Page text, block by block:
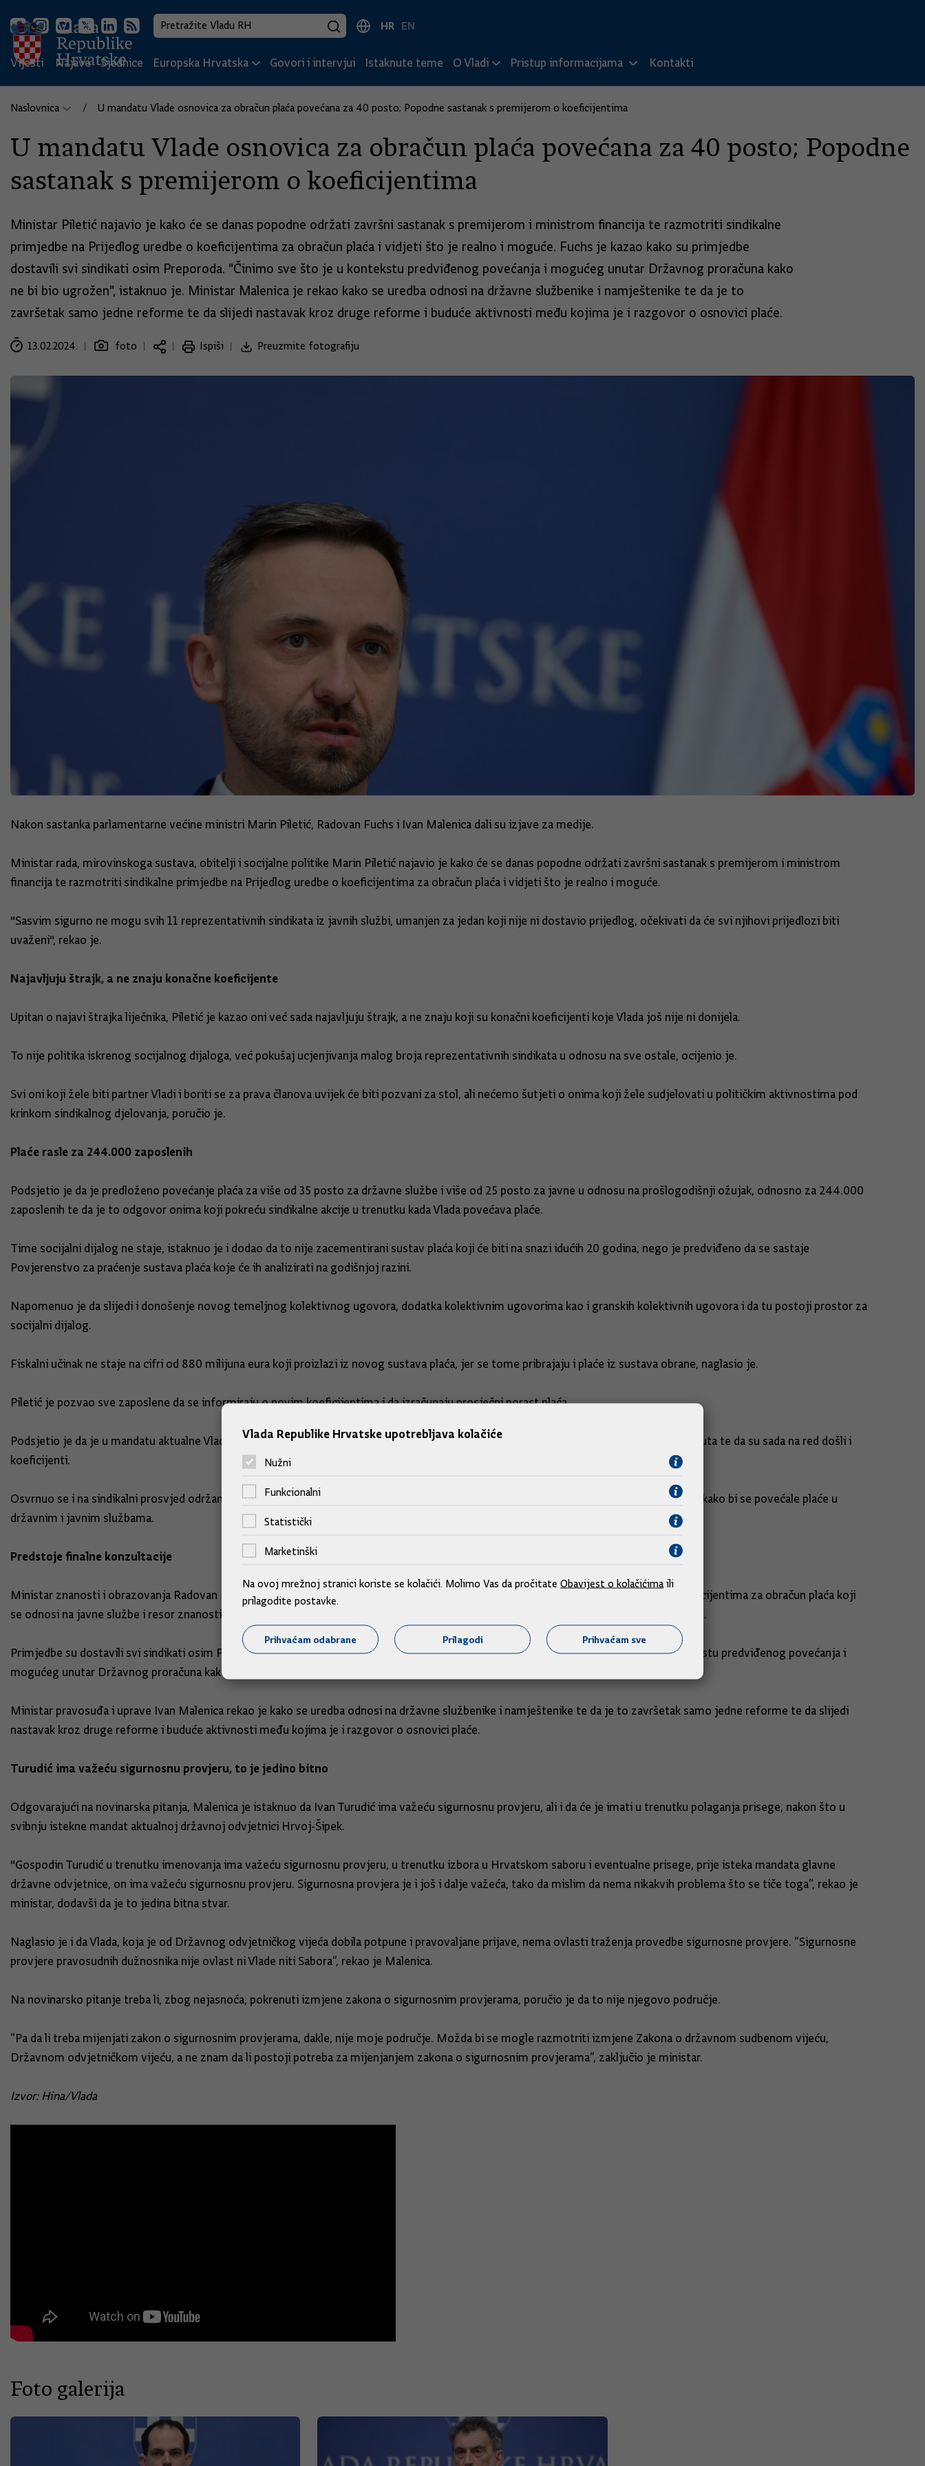
HR EN
Vijesti Najave Sjednice Europska Hrvatska Govori i intervjui Istaknute teme O Vladi Pristup informacijama Kontakti
Naslovnica U mandatu Vlade osnovica za obračun plaća povećana za 40 posto; Popodne sastanak s premijerom o koeficijentima
U mandatu Vlade osnovica za obračun plaća povećana za 40 posto; Popodne
sastanak s premijerom o koeficijentima
Ministar Piletić najavio je kako će se danas popodne održati završni sastanak s premijerom i ministrom financija te razmotriti sindikalne
primjedbe na Prijedlog uredbe o koeficijentima za obračun plaća i vidjeti što je realno i moguće. Fuchs je kazao kako su primjedbe
dostavili svi sindikati osim Preporoda. "Činimo sve što je u kontekstu predviđenog povećanja i mogućeg unutar Državnog proračuna kako
ne bi bio ugrožen", istaknuo je. Ministar Malenica je rekao kako se uredba odnosi na državne službenike i namještenike te da je to
završetak samo jedne reforme te da slijedi nastavak kroz druge reforme i buduće aktivnosti među kojima je i razgovor o osnovici plaće.
13.02.2024. foto Ispiši Preuzmite fotografiju
Nakon sastanka parlamentarne većine ministri Marin Piletić, Radovan Fuchs i Ivan Malenica dali su izjave za medije.
Ministar rada, mirovinskoga sustava, obitelji i socijalne politike Marin Piletić najavio je kako će se danas popodne održati završni sastanak s premijerom i ministrom
financija te razmotriti sindikalne primjedbe na Prijedlog uredbe o koeficijentima za obračun plaća i vidjeti što je realno i moguće.
"Sasvim sigurno ne mogu svih 11 reprezentativnih sindikata iz javnih službi, umanjen za jedan koji nije ni dostavio prijedlog, očekivati da će svi njihovi prijedlozi biti
uvaženi", rekao je.
Najavljuju štrajk, a ne znaju konačne koeficijente
Upitan o najavi štrajka liječnika, Piletić je kazao oni već sada najavljuju štrajk, a ne znaju koji su konačni koeficijenti koje Vlada još nije ni donijela.
To nije politika iskrenog socijalnog dijaloga, već pokušaj ucjenjivanja malog broja reprezentativnih sindikata u odnosu na sve ostale, ocijenio je.
Svi oni koji žele biti partner Vladi i boriti se za prava članova uvijek će biti pozvani za stol, ali nećemo šutjeti o onima koji žele sudjelovati u političkim aktivnostima pod
krinkom sindikalnog djelovanja, poručio je.
Plaće rasle za 244.000 zaposlenih
Podsjetio je da je predloženo povećanje plaća za više od 35 posto za državne službe i više od 25 posto za javne u odnosu na prošlogodišnji ožujak, odnosno za 244.000
zaposlenih te da je to odgovor onima koji pokreću sindikalne akcije u trenutku kada Vlada povećava plaće.
Time socijalni dijalog ne staje, istaknuo je i dodao da to nije zacementirani sustav plaća koji će biti na snazi idućih 20 godina, nego je predviđeno da se sastaje
Povjerenstvo za praćenje sustava plaća koje će ih analizirati na godišnjoj razini.
Napomenuo je da slijedi i donošenje novog temeljnog kolektivnog ugovora, dodatka kolektivnim ugovorima kao i granskih kolektivnih ugovora i da tu postoji prostor za
socijalni dijalog.
Fiskalni učinak ne staje na cifri od 880 milijuna eura koji proizlazi iz novog sustava plaća, jer se tome pribrajaju i plaće iz sustava obrane, naglasio je.
Piletić je pozvao sve zaposlene da se informiraju o novim koeficijentima i da izračunaju prosječni porast plaća.
Podsjetio je da je u mandatu aktualne Vlade osnovica za obračun plaća povećana za 40 posto, za razliku od prijašnjih, kada je bila zamrznuta te da su sada na red došli i
koeficijenti.
Osvrnuo se i na sindikalni prosvjed održan na Markovom trgu u petak rekavši da su u njemu sudjelovali i oni koji nisu učinili gotovo ništa kako bi se povećale plaće u
državnim i javnim službama.
Predstoje finalne konzultacije
Ministar znanosti i obrazovanja Radovan Fuchs istaknuo kako predstoje finalne konzultacije, prije no što Vlada prezentira uredbe o koeficijentima za obračun plaća koji
se odnosi na javne službe i resor znanosti i obrazovanja i pokušat će se dobivene primjedbe i prijedloge uskladiti s početnim prijedlogom.
Primjedbe su dostavili svi sindikati osim Preporoda koji je dostavio "načelnu priču" bez konkretnih prijedloga. Činimo sve što je u kontekstu predviđenog povećanja i
mogućeg unutar Državnog proračuna kako ne bi bio ugrožen, odnosno da budemo fiskalno odgovorni, istaknuo je Fuchs.
Ministar pravosuđa i uprave Ivan Malenica rekao je kako se uredba odnosi na državne službenike i namještenike te da je to završetak samo jedne reforme te da slijedi
nastavak kroz druge reforme i buduće aktivnosti među kojima je i razgovor o osnovici plaće.
Turudić ima važeću sigurnosnu provjeru, to je jedino bitno
Odgovarajući na novinarska pitanja, Malenica je istaknuo da Ivan Turudić ima važeću sigurnosnu provjeru, ali i da će je imati u trenutku polaganja prisege, nakon što u
svibnju istekne mandat aktualnoj državnoj odvjetnici Hrvoj-Šipek.
"Gospodin Turudić u trenutku imenovanja ima važeću sigurnosnu provjeru, u trenutku izbora u Hrvatskom saboru i eventualne prisege, prije isteka mandata glavne
državne odvjetnice, on ima važeću sigurnosnu provjeru. Sigurnosna provjera je i još i dalje važeća, tako da mislim da nema nikakvih problema što se tiče toga”, rekao je
ministar, dodavši da je to jedina bitna stvar.
Naglasio je i da Vlada, koja je od Državnog odvjetničkog vijeća dobila potpune i pravovaljane prijave, nema ovlasti traženja provedbe sigurnosne provjere. “Sigurnosne
provjere pravosudnih dužnosnika nije ovlast ni Vlade niti Sabora”, rekao je Malenica.
Na novinarsko pitanje treba li, zbog nejasnoća, pokrenuti izmjene zakona o sigurnosnim provjerama, poručio je da to nije njegovo područje.
“Pa da li treba mijenjati zakon o sigurnosnim provjerama, dakle, nije moje područje. Možda bi se mogle razmotriti izmjene Zakona o državnom sudbenom vijeću,
Državnom odvjetničkom vijeću, a ne znam da li postoji potreba za mijenjanjem zakona o sigurnosnim provjerama”, zaključio je ministar.
Izvor: Hina/Vlada
Foto galerija
Vlada Republike Hrvatske upotrebljava kolačiće
Nužni
Funkcionalni
Statistički
Marketinški
Na ovoj mrežnoj stranici koriste se kolačići. Molimo Vas da pročitate Obavijest o kolačićima ili
prilagodite postavke.
Prihvaćam odabrane Prilagodi Prihvaćam sve